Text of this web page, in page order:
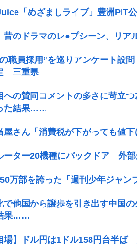
「めざましライブ」豊洲
昔のドラマのレ●プシーン、リア
職員採用”を巡りアンケート設
三重県
への賛同コメントの多さに苛立
た結果……
屋さん「消費税が下がっても値下
ーター20機種にバックドア 外
万部を誇った「週刊少年ジャン
で他国から譲歩を引き出す中国
果……
場】ドル円は1ドル158円台半